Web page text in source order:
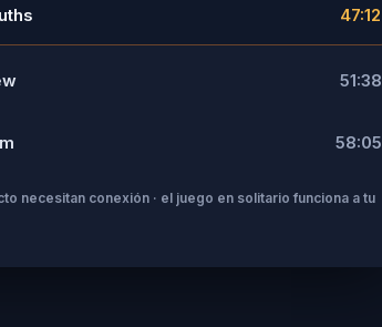
47:12
51:38
58:05
necesitan conexión · el juego en solitario funciona a tu